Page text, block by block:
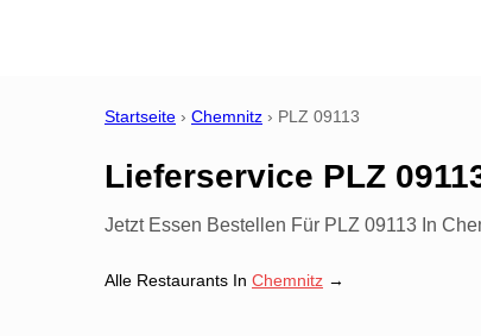
Startseite › Chemnitz › PLZ 09113
Lieferservice PLZ
Jetzt Essen Bestellen Für PLZ 09113 In
Alle Restaurants In Chemnitz →